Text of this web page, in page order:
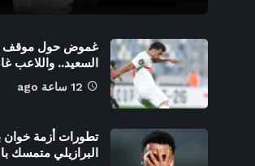
غموض حول موقف
السعيد..
12 ساعة ago
تطورات أزمة خوان
البرازيلي متمسك